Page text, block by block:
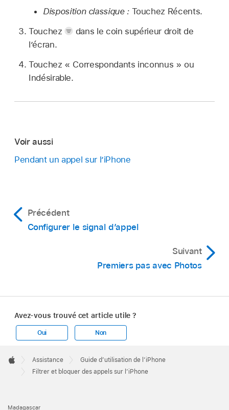
Disposition classique : Touchez Récents.
Touchez
dans le coin supérieur droit de
l’écran.
Touchez « Correspondants inconnus » ou
Indésirable.
Voir aussi
Pendant un appel sur l’iPhone
Précédent
Configurer le signal d’appel
Suivant
Premiers pas avec Photos
Avez-vous trouvé cet article utile ?
Oui Non
Footer

Apple
Assistance
Guide d’utilisation de l’iPhone
Filtrer et bloquer des appels sur l’iPhone
Madagascar